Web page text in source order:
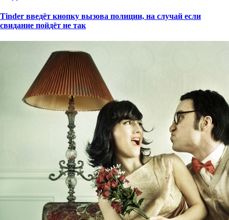
Tinder введёт кнопку вызова полиции, на случай если
свидание пойдёт не так